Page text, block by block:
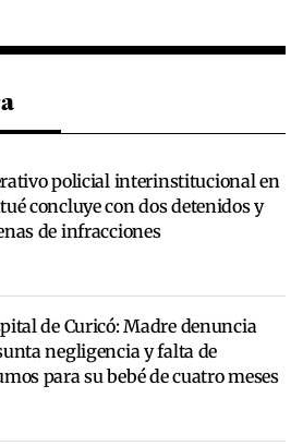
policial interinstitucional en
concluye con dos detenidos y
de infracciones
de Curicó: Madre denuncia
negligencia y falta de
para su bebé de cuatro meses